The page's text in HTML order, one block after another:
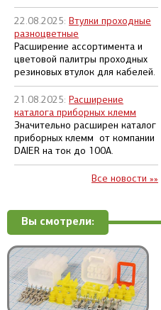
22.08.2025: Втулки проходные
разноцветные
Расширение ассортимента и
цветовой палитры проходных
резиновых втулок для кабелей.
21.08.2025: Расширение
каталога приборных клемм
Значительно расширен каталог
приборных клемм от компании
DAIER на ток до 100А.
Все новости »»
Вы смотрели: